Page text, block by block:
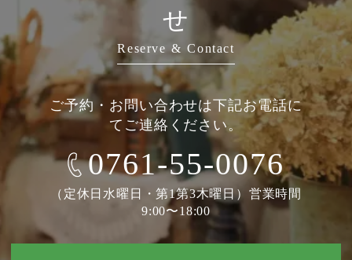
せ
Reserve & Contact
ご予約・お問い合わせは下記お電話に
てご連絡ください。
0761-55-0076
（定休日水曜日・第1第3木曜日）営業時間
9:00〜18:00